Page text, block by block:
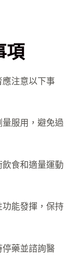
項
注意以下事
服用，避免過
食和適量運動
能發揮，保持
藥並諮詢醫